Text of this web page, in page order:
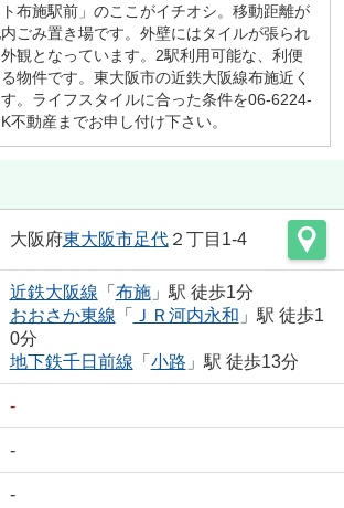
ト布施駅前」のここがイチオシ。移動距離が
ごみ置き場です。外壁にはタイルが張られ
観となっています。2駅利用可能な、利便
物件です。東大阪市の近鉄大阪線布施近く
。ライフスタイルに合った条件を06-6224-
不動産までお申し付け下さい。
大阪府東大阪市足代２丁目1-4
近鉄大阪線 「 布施」駅 徒歩1分
おおさか東線 「 ＪＲ河内永和 」駅 徒歩1
0分
地下鉄千日前線 「 小路 」駅 徒歩13分
-
-
-